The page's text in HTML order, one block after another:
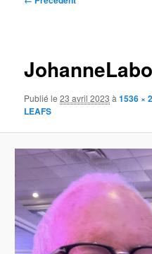
Publié le23 avril 2023 à1536 ×
LEAFS